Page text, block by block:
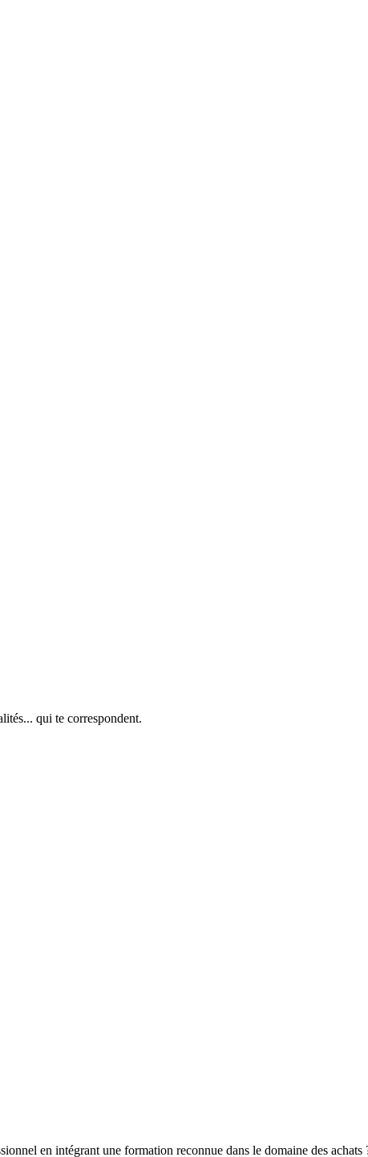
qui te correspondent.
en intégrant une formation reconnue dans le domaine des